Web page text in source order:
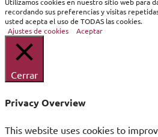
Utilizamos cookies en nuestro sitio web para
recordando sus preferencias y visitas
usted acepta el uso de TODAS las cookies.
Ajustes de cookies
Aceptar
Cerrar
Privacy Overview
This website uses cookies to